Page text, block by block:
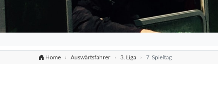
Home Auswärtsfahrer 3. Liga 7. Spieltag